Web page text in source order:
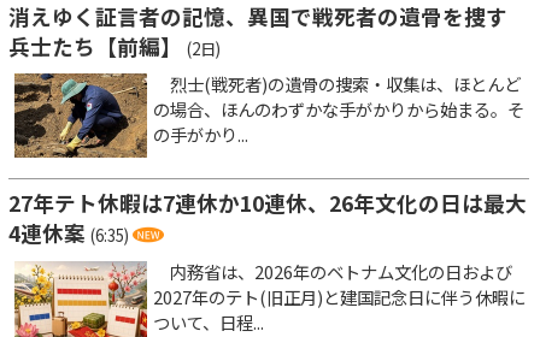
消えゆく証言者の記憶、異国で戦死者の遺骨を捜す
兵士たち【前編】
(2日)
烈士(戦死者)の遺骨の捜索・収集は、ほとんど
の場合、ほんのわずかな手がかりから始まる。そ
の手がかり...
27年テト休暇は7連休か10連休、26年文化の日は最大
4連休案 (6:35)
内務省は、2026年のベトナム文化の日および
2027年のテト(旧正月)と建国記念日に伴う休暇に
ついて、日程...